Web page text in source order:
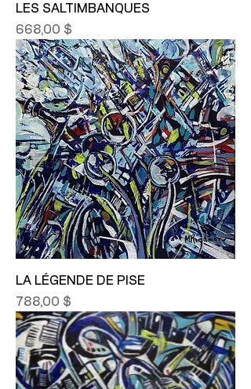
LES SALTIMBANQUES
Prix
668,00 $
LA LÉGENDE DE PISE
Prix
788,00 $